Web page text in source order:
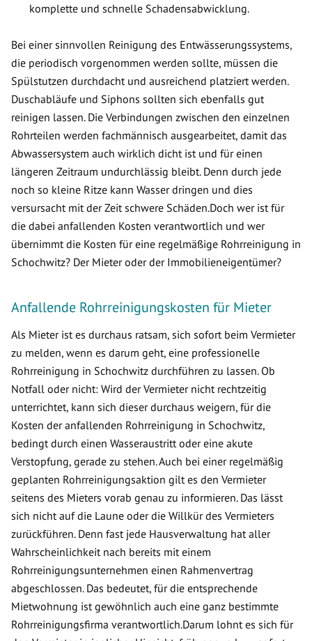
komplette und schnelle Schadensabwicklung.
Bei einer sinnvollen Reinigung des Entwässerungssystems,
die periodisch vorgenommen werden sollte, müssen die
Spülstutzen durchdacht und ausreichend platziert werden.
Duschabläufe und Siphons sollten sich ebenfalls gut
reinigen lassen. Die Verbindungen zwischen den einzelnen
Rohrteilen werden fachmännisch ausgearbeitet, damit das
Abwassersystem auch wirklich dicht ist und für einen
längeren Zeitraum undurchlässig bleibt. Denn durch jede
noch so kleine Ritze kann Wasser dringen und dies
versursacht mit der Zeit schwere Schäden.Doch wer ist für
die dabei anfallenden Kosten verantwortlich und wer
übernimmt die Kosten für eine regelmäßige Rohrreinigung in
Schochwitz? Der Mieter oder der Immobilieneigentümer?
Anfallende Rohrreinigungskosten für Mieter
Als Mieter ist es durchaus ratsam, sich sofort beim Vermieter
zu melden, wenn es darum geht, eine professionelle
Rohrreinigung in Schochwitz durchführen zu lassen. Ob
Notfall oder nicht: Wird der Vermieter nicht rechtzeitig
unterrichtet, kann sich dieser durchaus weigern, für die
Kosten der anfallenden Rohrreinigung in Schochwitz,
bedingt durch einen Wasseraustritt oder eine akute
Verstopfung, gerade zu stehen. Auch bei einer regelmäßig
geplanten Rohrreinigungsaktion gilt es den Vermieter
seitens des Mieters vorab genau zu informieren. Das lässt
sich nicht auf die Laune oder die Willkür des Vermieters
zurückführen. Denn fast jede Hausverwaltung hat aller
Wahrscheinlichkeit nach bereits mit einem
Rohrreinigungsunternehmen einen Rahmenvertrag
abgeschlossen. Das bedeutet, für die entsprechende
Mietwohnung ist gewöhnlich auch eine ganz bestimmte
Rohrreinigungsfirma verantwortlich.Darum lohnt es sich für